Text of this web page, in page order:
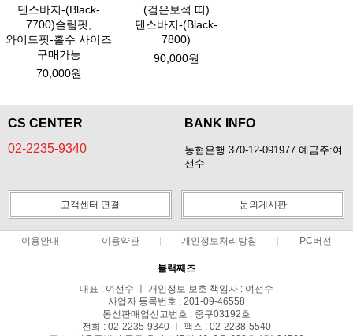
댄스바지-(Black-
7700)슬림핏,
와이드핏-홀수 사이즈
구매가능
70,000원
(검은보석 띠)
댄스바지-(Black-
7800)
90,000원
CS CENTER
02-2235-9340
BANK INFO
농협은행 370-12-091977 예금주:여
선수
고객센터 연결 문의게시판
이용안내 이용약관 개인정보처리방침 PC버전
블랙째즈
대표 : 여선수 ㅣ 개인정보 보호 책임자 : 여선수
사업자 등록번호 : 201-09-46558
통신판매업신고번호 : 중구03192호
전화 : 02-2235-9340 ㅣ 팩스 : 02-2238-5540